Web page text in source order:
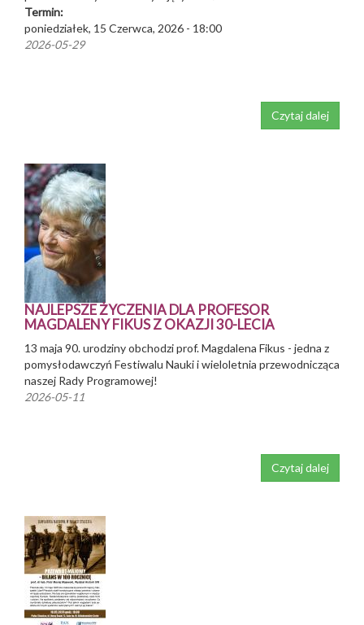
Termin:
poniedziałek, 15 Czerwca, 2026 - 18:00
2026-05-29
Czytaj dalej
NAJLEPSZE ŻYCZENIA DLA PROFESOR
MAGDALENY FIKUS Z OKAZJI 30-LECIA
13 maja 90. urodziny obchodzi prof. Magdalena Fikus - jedna z
pomysłodawczyń Festiwalu Nauki i wieloletnia przewodnicząca
naszej Rady Programowej!
2026-05-11
Czytaj dalej